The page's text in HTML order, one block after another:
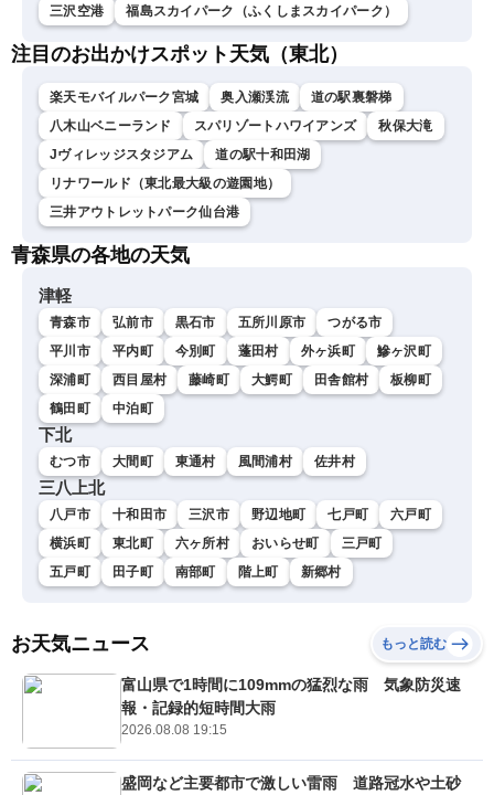
三沢空港 福島スカイパーク（ふくしまスカイパーク）
注目のお出かけスポット天気（東北）
楽天モバイルパーク宮城 奥入瀬渓流
道の駅裏磐梯
八木山ベニーランド
スパリゾートハワイアンズ
秋保大滝
Jヴィレッジスタジアム
道の駅十和田湖
リナワールド（東北最大級の遊園地）
三井アウトレットパーク仙台港
青森県の各地の天気
津軽
青森市 弘前市 黒石市 五所川原市
つがる市
平川市
平内町 今別町 蓬田村 外ヶ浜町
鰺ヶ沢町
深浦町
西目屋村 藤崎町 大鰐町 田舎館村
板柳町
鶴田町
中泊町
下北
むつ市 大間町 東通村 風間浦村 佐井村
三八上北
八戸市 十和田市 三沢市 野辺地町 七戸町
六戸町
横浜町
東北町 六ヶ所村 おいらせ町
三戸町
五戸町
田子町 南部町 階上町 新郷村
お天気ニュース もっと読む
富山県で1時間に109mmの猛烈な雨 気象防災速
報・記録的短時間大雨
2026.08.08 19:15
盛岡など主要都市で激しい雷雨 道路冠水や土砂